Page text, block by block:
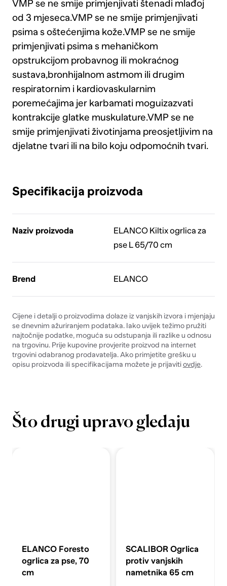
VMP se ne smije primjenjivati štenadi mlađoj
od 3 mjeseca.VMP se ne smije primjenjivati
psima s oštećenjima kože.VMP se ne smije
primjenjivati psima s mehaničkom
opstrukcijom probavnog ili mokraćnog
sustava,bronhijalnom astmom ili drugim
respiratornim i kardiovaskularnim
poremećajima jer karbamati moguizazvati
kontrakcije glatke muskulature.VMP se ne
smije primjenjivati životinjama preosjetljivim na
djelatne tvari ili na bilo koju odpomoćnih tvari.
Specifikacija proizvoda
Naziv proizvoda
ELANCO Kiltix ogrlica za
pse L 65/70 cm
Brend ELANCO
Cijene i detalji o proizvodima dolaze iz vanjskih izvora i mjenjaju
se dnevnim ažuriranjem podataka. Iako uvijek težimo pružiti
najtočnije podatke, moguća su odstupanja ili razlike u odnosu
na trgovinu. Prije kupovine provjerite proizvod na internet
trgovini odabranog prodavatelja. Ako primjetite grešku u
opisu proizvoda ili specifikacijama možete je prijavitiovdje.
Što drugi upravo gledaju
ELANCO Foresto
ogrlica za pse, 70
cm
SCALIBOR Ogrlica
protiv vanjskih
nametnika 65 cm